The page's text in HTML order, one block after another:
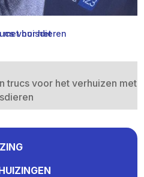
trucs voor het verhuizen met